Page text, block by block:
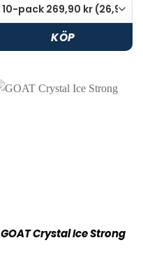
KÖP
GOAT Crystal Ice Strong